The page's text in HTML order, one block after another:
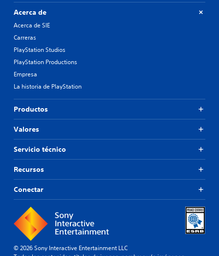
Acerca de
Acerca de SIE
Carreras
PlayStation Studios
PlayStation Productions
Empresa
La historia de PlayStation
Productos
Valores
Servicio técnico
Recursos
Conectar
© 2026 Sony Interactive Entertainment LLC